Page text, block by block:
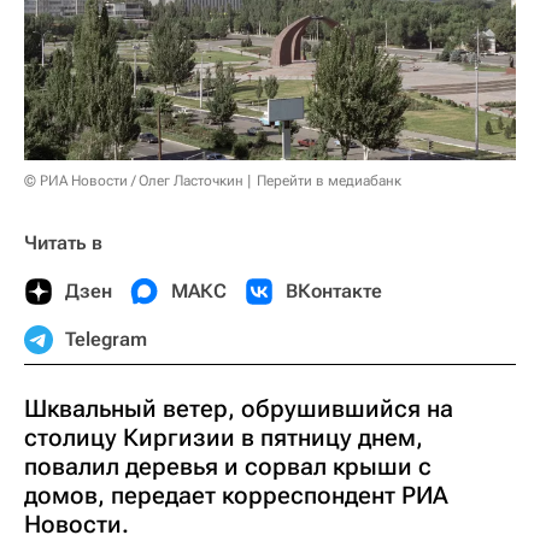
© РИА Новости / Олег Ласточкин Перейти в медиабанк
Читать в
Дзен МАКС ВКонтакте
Telegram
Шквальный ветер, обрушившийся на
столицу Киргизии в пятницу днем,
повалил деревья и сорвал крыши с
домов, передает корреспондент РИА
Новости.